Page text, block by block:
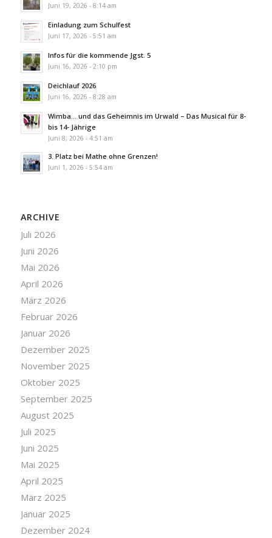
Juni 19, 2026 - 8:14 am
Einladung zum Schulfest
Juni 17, 2026 - 5:51 am
Infos für die kommende Jgst. 5
Juni 16, 2026 - 2:10 pm
Deichlauf 2026
Juni 16, 2026 - 8:28 am
Wimba… und das Geheimnis im Urwald – Das Musical für 8-
bis 14- Jährige
Juni 8, 2026 - 4:51 am
3. Platz bei Mathe ohne Grenzen!
Juni 1, 2026 - 5:54 am
ARCHIVE
Juli 2026
Juni 2026
Mai 2026
April 2026
März 2026
Februar 2026
Januar 2026
Dezember 2025
November 2025
Oktober 2025
September 2025
August 2025
Juli 2025
Juni 2025
Mai 2025
April 2025
März 2025
Januar 2025
Dezember 2024